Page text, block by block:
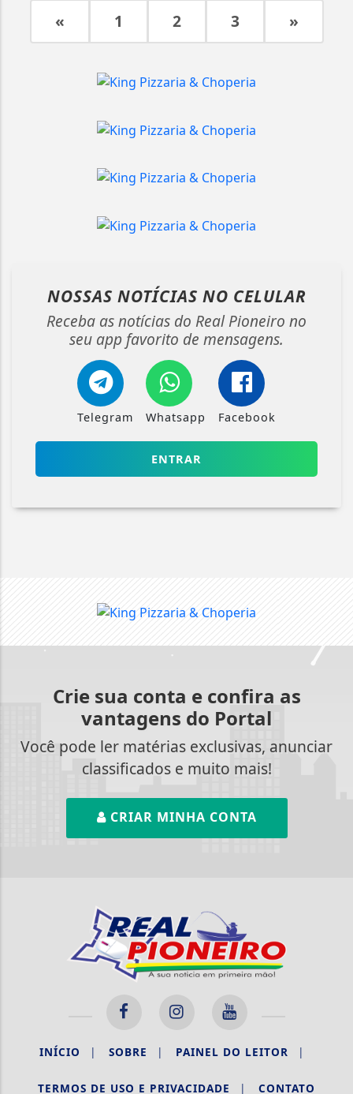
« 1 2 3 »
NOSSAS NOTÍCIAS NO CELULAR
Receba as notícias do Real Pioneiro no
seu app favorito de mensagens.
Telegram Whatsapp Facebook
ENTRAR
Crie sua conta e confira as
vantagens do Portal
Você pode ler matérias exclusivas, anunciar
classificados e muito mais!
CRIAR MINHA CONTA
INÍCIO | SOBRE | PAINEL DO LEITOR |
TERMOS DE USO E PRIVACIDADE | CONTATO
Termos de Uso e Privacidade